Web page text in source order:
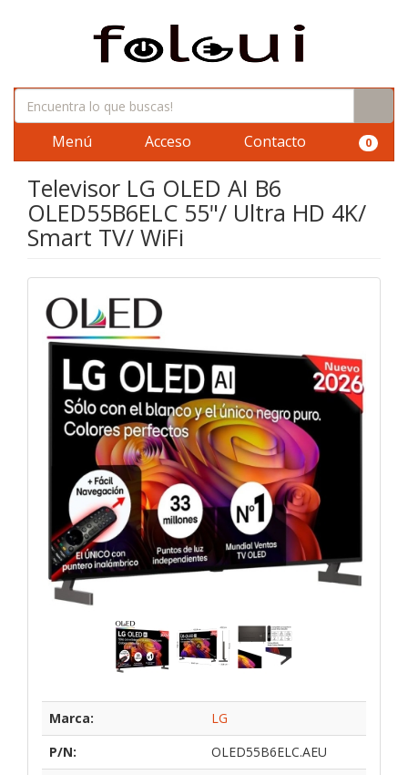
Menú Acceso Contacto 0
Televisor LG OLED AI B6
OLED55B6ELC 55"/ Ultra HD 4K/
Smart TV/ WiFi
Marca:
LG
P/N:
OLED55B6ELC.AEU